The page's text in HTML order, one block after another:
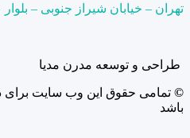
تهران – خیابان شیراز جنوبی – بلوار
طراحی و توسعه مدرن مدیا
© تمامی حقوق این وب سایت برای
باشد